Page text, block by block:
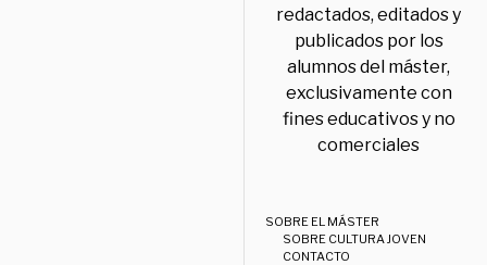
redactados, editados y
publicados por los
alumnos del máster,
exclusivamente con
fines educativos y no
comerciales
SOBRE EL MÁSTER
SOBRE CULTURA JOVEN
CONTACTO